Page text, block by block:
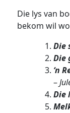
Die lys van
bekom wil
Die
Die
‘n
–
Die